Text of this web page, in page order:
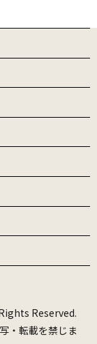
Reserved.
・転載を禁じま